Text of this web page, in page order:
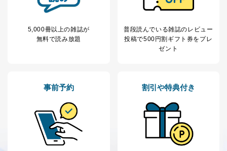
採用応募者の方の
個人情報
当社の従業者の個
人事、総務などの雇用管理等のた
定期購読サービス
等をご利用の方の
個人情報
ル等による商品、
サービス、キャンペーン等の広告
に関するご案内のため
SNS公式アカウン
トに登録された方
当社のサービス利用状況の把握お
お問い合わせ対応、トラブル対
処、オペレーター教育など応対品
5,000冊以上の雑誌が
無料で読み放題
普段読んでいる雑誌のレビュー
投稿で500円割ギフト券をプレ
ゼント
事前予約 割引や特典付き